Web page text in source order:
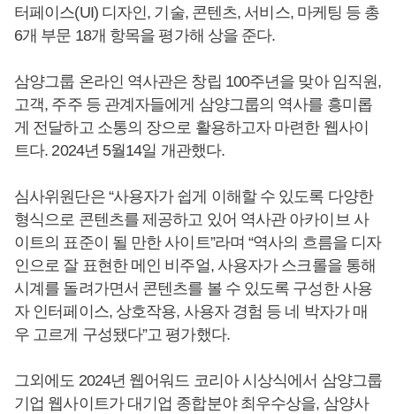
터페이스(UI) 디자인, 기술, 콘텐츠, 서비스, 마케팅 등 총
6개 부문 18개 항목을 평가해 상을 준다.
삼양그룹 온라인 역사관은 창립 100주년을 맞아 임직원,
고객, 주주 등 관계자들에게 삼양그룹의 역사를 흥미롭
게 전달하고 소통의 장으로 활용하고자 마련한 웹사이
트다. 2024년 5월14일 개관했다.
심사위원단은 “사용자가 쉽게 이해할 수 있도록 다양한
형식으로 콘텐츠를 제공하고 있어 역사관 아카이브 사
이트의 표준이 될 만한 사이트”라며 “역사의 흐름을 디자
인으로 잘 표현한 메인 비주얼, 사용자가 스크롤을 통해
시계를 돌려가면서 콘텐츠를 볼 수 있도록 구성한 사용
자 인터페이스, 상호작용, 사용자 경험 등 네 박자가 매
우 고르게 구성됐다”고 평가했다.
그외에도 2024년 웹어워드 코리아 시상식에서 삼양그룹
기업 웹사이트가 대기업 종합분야 최우수상을, 삼양사